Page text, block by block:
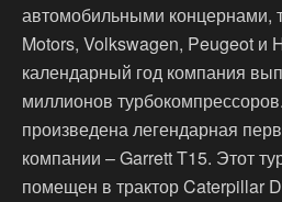
автомобильными концернами,
Motors, Volkswagen, Peugeot и
календарный год компания
миллионов
произведена легендарная
компании – Garrett T15. Этот
помещен в трактор Caterpillar